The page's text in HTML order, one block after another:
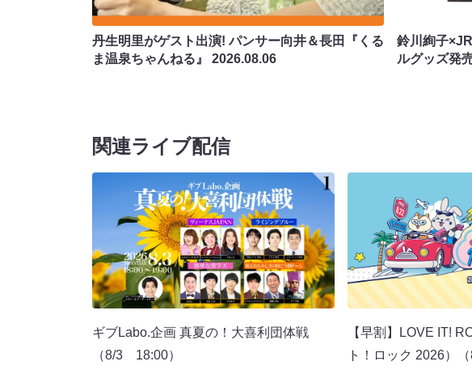
丹生明里がゲスト出演! パンサー向井＆長田『くる
ま温泉ちゃんねる』 2026.08.06
鈴川絢子
ルグッズ発
関連ライブ配信
ギブLabo.企画 真夏の！大喜利団体戦
（8/3 18:00）
【早割】LOVE IT!
ト！ロック 2026）